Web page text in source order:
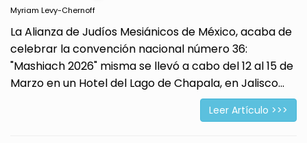
Myriam Levy-Chernoff
La Alianza de Judíos Mesiánicos de México, acaba de
celebrar la convención nacional número 36:
"Mashiach 2026" misma se llevó a cabo del 12 al 15 de
Marzo en un Hotel del Lago de Chapala, en Jalisco...
Leer Artículo >>>